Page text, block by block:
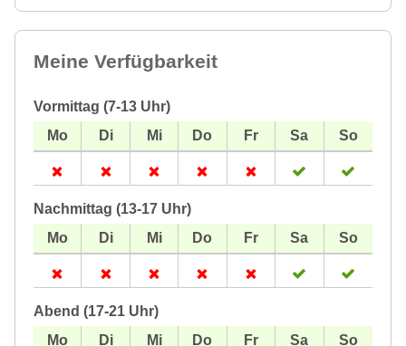
Meine Verfügbarkeit
Vormittag (7-13 Uhr)
Nachmittag (13-17 Uhr)
Abend (17-21 Uhr)